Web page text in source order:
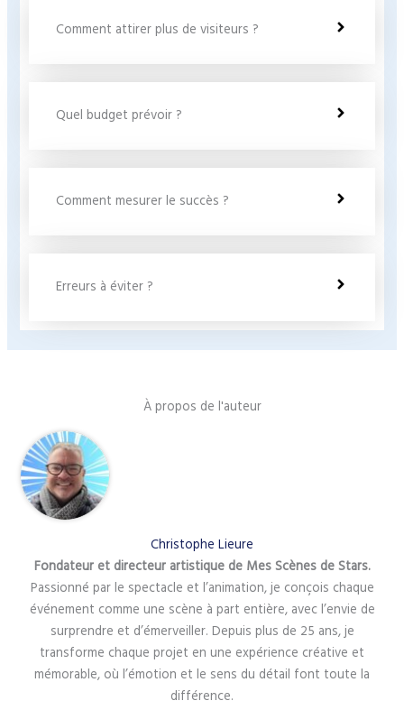
Comment attirer plus de visiteurs ?
Quel budget prévoir ?
Comment mesurer le succès ?
Erreurs à éviter ?
À propos de l'auteur
Christophe Lieure
Fondateur et directeur artistique de Mes Scènes de Stars.
Passionné par le spectacle et l’animation, je conçois chaque
événement comme une scène à part entière, avec l’envie de
surprendre et d’émerveiller. Depuis plus de 25 ans, je
transforme chaque projet en une expérience créative et
mémorable, où l’émotion et le sens du détail font toute la
différence.